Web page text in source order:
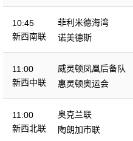
10:45
新西南联
菲利米德海湾
诺美德斯
11:00
新西中联
威灵顿凤凰后备队
惠灵顿奥运会
11:00
新西北联
奥克兰联
陶朗加市联